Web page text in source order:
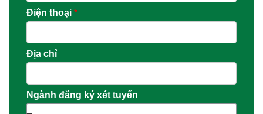
Điện thoại *
Địa chỉ
Ngành đăng ký xét tuyển